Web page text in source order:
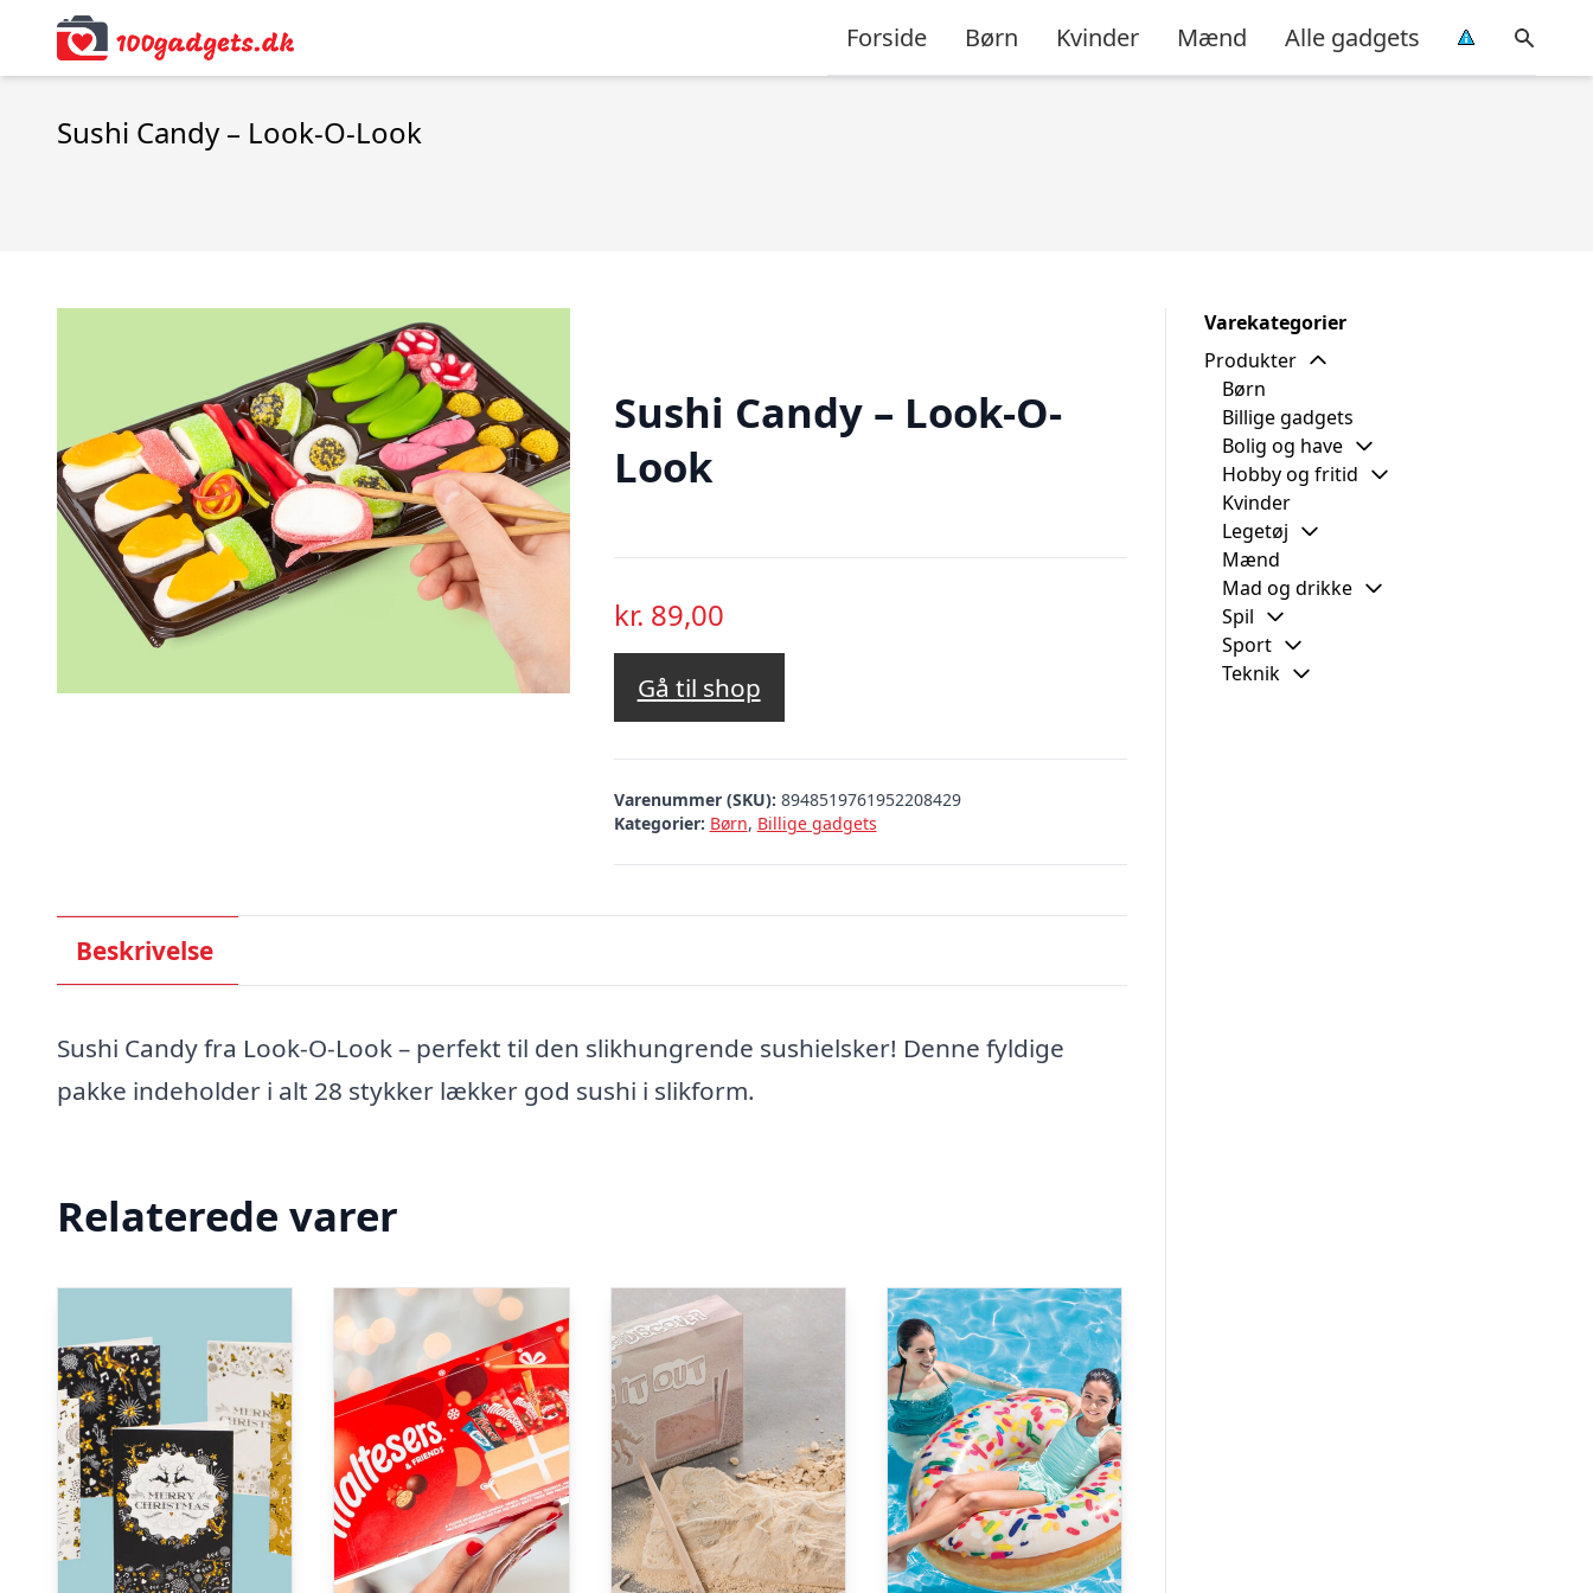
Forside Børn Kvinder Mænd Alle gadgets
Sushi Candy – Look-O-Look
Sushi Candy – Look-O-
Look
kr. 89,00
Gå til shop
Varenummer (SKU): 8948519761952208429
Kategorier: Børn, Billige gadgets
Beskrivelse
Sushi Candy fra Look-O-Look – perfekt til den slikhungrende sushielsker! Denne fyldige
pakke indeholder i alt 28 stykker lækker god sushi i slikform.
Relaterede varer
Varekategorier
Produkter
Børn
Billige gadgets
Bolig og have
Hobby og fritid
Kvinder
Legetøj
Mænd
Mad og drikke
Spil
Sport
Teknik